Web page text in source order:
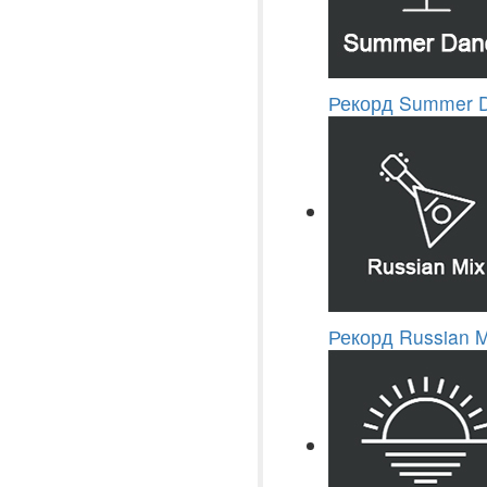
Рекорд Summer
Рекорд Russian